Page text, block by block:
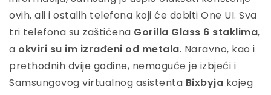
ovih, ali i ostalih telefona koji će dobiti One UI. Sva
tri telefona su zaštićena Gorilla Glass 6 staklima,
a okviri su im izrađeni od metala. Naravno, kao i
prethodnih dvije godine, nemoguće je izbjeći i
Samsungovog virtualnog asistenta Bixbyja kojeg